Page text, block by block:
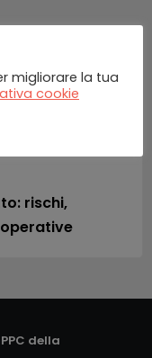
rischi,
della
migliorare la tua
cookie